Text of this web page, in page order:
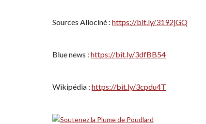
Sources Allociné : https://bit.ly/3192jGQ
Blue news : https://bit.ly/3dfBB54
Wikipédia : https://bit.ly/3cpdu4T